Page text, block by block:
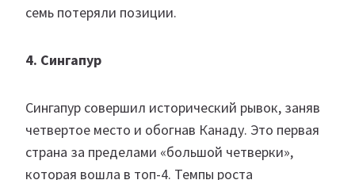
семь потеряли позиции.
4. Сингапур
Сингапур совершил исторический рывок, заняв
четвертое место и обогнав Канаду. Это первая
страна за пределами «большой четверки»,
которая вошла в топ-4. Темпы роста